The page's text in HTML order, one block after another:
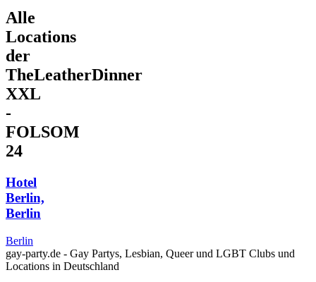
Alle
Locations
der
TheLeatherDinner
XXL
-
FOLSOM
24
Hotel
Berlin,
Berlin
Berlin
gay-party.de - Gay Partys, Lesbian, Queer und LGBT Clubs und
Locations in Deutschland